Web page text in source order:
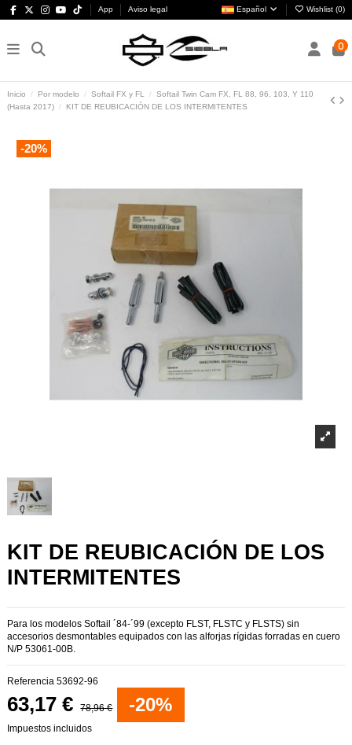
App Aviso legal Español Wishlist (0)
0
Inicio Por modelo Softail FX y FL
Softail Twin Cam FX, FL 88, 96, 103, Y 110
(Hasta 2017)
KIT DE REUBICACIÓN DE LOS INTERMITENTES
-20%
KIT DE REUBICACIÓN DE LOS
INTERMITENTES
Para los modelos Softail ´84-´99 (excepto FLST, FLSTC y FLSTS) sin
accesorios desmontables equipados con las alforjas rígidas forradas en cuero
N/P 53061-00B.
Referencia 53692-96
63,17 € 78,96 € -20%
Impuestos incluidos